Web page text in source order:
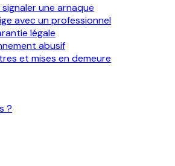
une arnaque
avec un professionnel
légale
abusif
et mises en demeure
?